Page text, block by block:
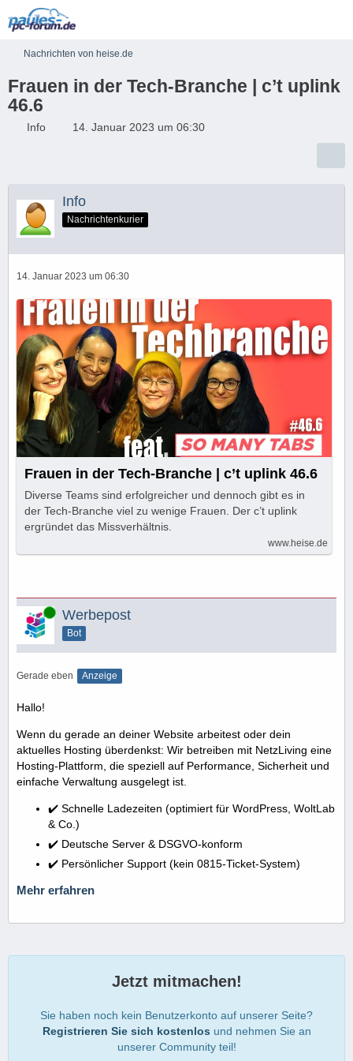
Nachrichten von heise.de
Frauen in der Tech-Branche | c’t uplink
46.6
Info 14. Januar 2023 um 06:30
Info
Nachrichtenkurier
14. Januar 2023 um 06:30
Frauen in der Tech-Branche | c’t uplink 46.6
Diverse Teams sind erfolgreicher und dennoch gibt es in
der Tech-Branche viel zu wenige Frauen. Der c’t uplink
ergründet das Missverhältnis.
www.heise.de
Online Werbepost
Bot
Gerade eben Anzeige
Hallo!
Wenn du gerade an deiner Website arbeitest oder dein
aktuelles Hosting überdenkst: Wir betreiben mit NetzLiving eine
Hosting-Plattform, die speziell auf Performance, Sicherheit und
einfache Verwaltung ausgelegt ist.
✔️ Schnelle Ladezeiten (optimiert für WordPress, WoltLab
& Co.)
✔️ Deutsche Server & DSGVO-konform
✔️ Persönlicher Support (kein 0815-Ticket-System)
Mehr erfahren
Jetzt mitmachen!
Sie haben noch kein Benutzerkonto auf unserer Seite?
Registrieren Sie sich kostenlos und nehmen Sie an
unserer Community teil!